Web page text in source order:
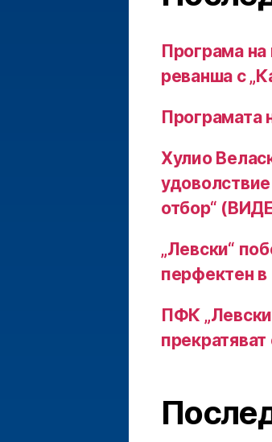
Програма
реванша с
Програмата
Хулио
отбор“
„Левски“
перфектен
ПФК